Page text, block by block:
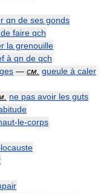
qn de ses gonds
faire qch
la grenouille
à qn de qch
— см. gueule à caler
ne pas avoir les guts
le-corps